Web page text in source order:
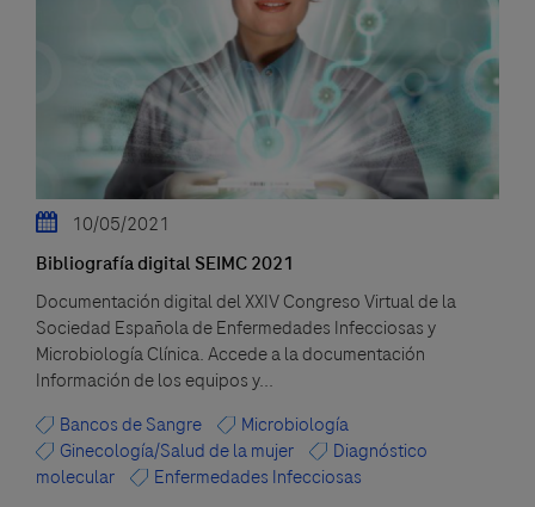
10/05/2021
Bibliografía digital SEIMC 2021
Documentación digital del XXIV Congreso Virtual de la
Sociedad Española de Enfermedades Infecciosas y
Microbiología Clínica. Accede a la documentación
Información de los equipos y...
Bancos de Sangre
Microbiología
Ginecología/Salud de la mujer
Diagnóstico
molecular
Enfermedades Infecciosas